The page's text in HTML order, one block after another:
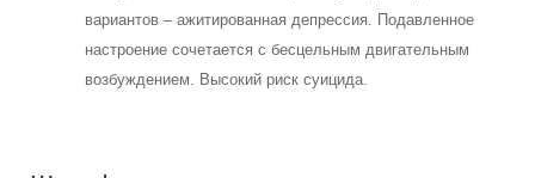
вариантов – ажитированная депрессия. Подавленное
настроение сочетается с бесцельным двигательным
возбуждением. Высокий риск суицида.